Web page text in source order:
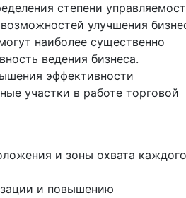
степени
улучшения
наиболее существенно
ведения бизнеса.
эффективности
участки в работе торговой
и зоны охвата каждого
и повышению